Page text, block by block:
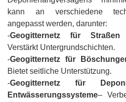
kann an verschiedene
angepasst werden, darunter:
-Geogitternetz für Straßen
Verstärkt Untergrundschichten.
-Geogitternetz für
Bietet seitliche Unterstützung.
-Geogitternetz für
Entwässerungssysteme–